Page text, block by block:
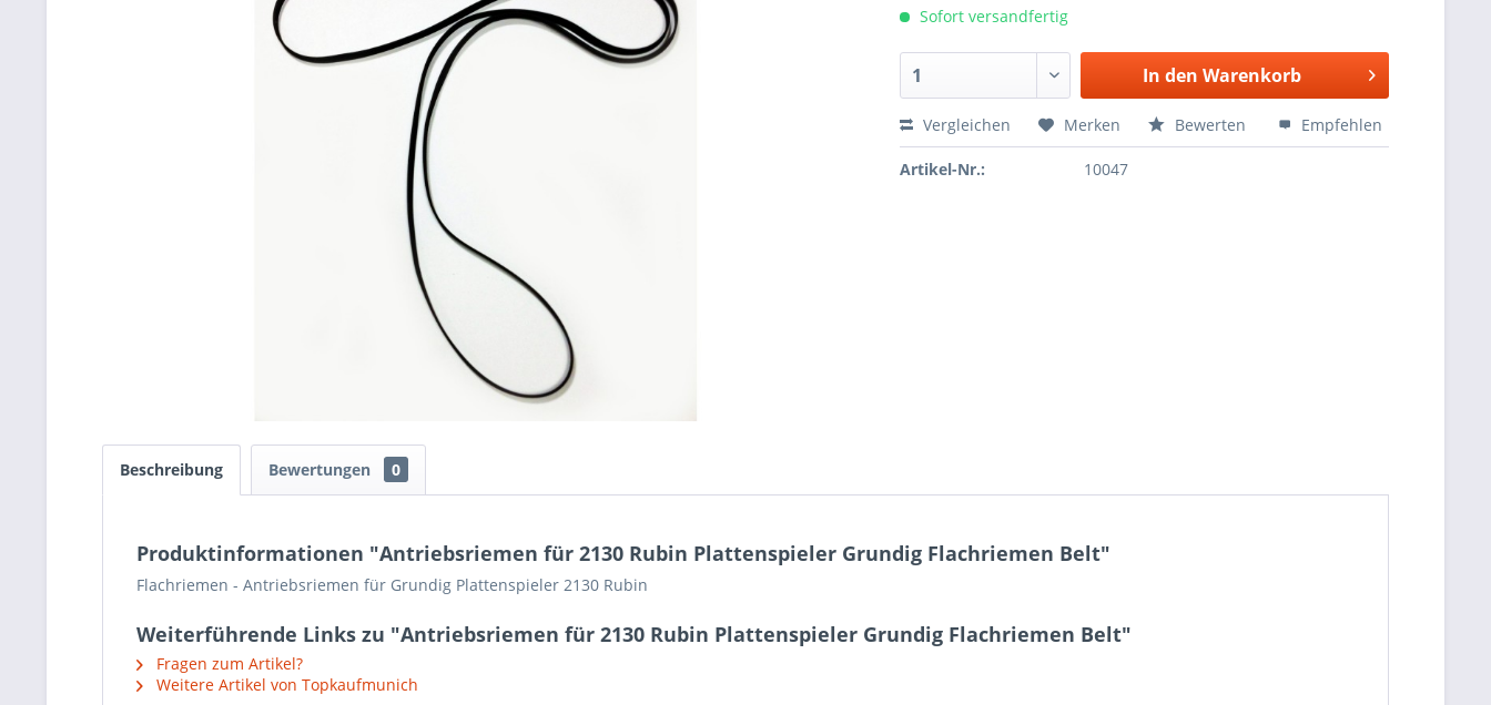
Sofort versandfertig
In den Warenkorb
Vergleichen Merken Bewerten Empfehlen
Artikel-Nr.: 10047
Beschreibung Bewertungen 0
Produktinformationen "Antriebsriemen für 2130 Rubin Plattenspieler Grundig Flachriemen Belt"
Flachriemen - Antriebsriemen für Grundig Plattenspieler 2130 Rubin
Weiterführende Links zu "Antriebsriemen für 2130 Rubin Plattenspieler Grundig Flachriemen Belt"
Fragen zum Artikel?
Weitere Artikel von Topkaufmunich